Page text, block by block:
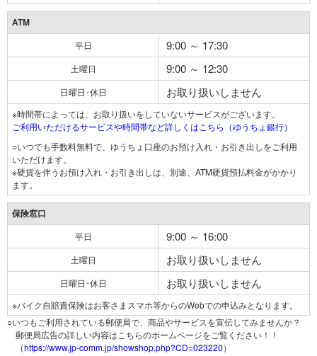
ATM
平日 9:00 ～ 17:30
土曜日 9:00 ～ 12:30
日曜日･休日 お取り扱いしません
※時間帯によっては、お取り扱いをしていないサービスがございます。
ご利用いただけるサービスや時間帯など詳しくはこちら（ゆうちょ銀行）
○いつでも手数料無料で、ゆうちょ口座のお預け入れ・お引き出しをご利用
いただけます。
※硬貨を伴うお預け入れ・お引き出しは、別途、ATM硬貨預払料金がかかり
ます。
保険窓口
平日 9:00 ～ 16:00
土曜日 お取り扱いしません
日曜日･休日 お取り扱いしません
※バイク自賠責保険はお客さまスマホ等からのWebでの申込みとなります。
○いつもご利用されている郵便局で、商品やサービスを宣伝してみませんか？
郵便局広告の詳しい内容はこちらのホームページをご覧ください！！
（https://www.jp-comm.jp/showshop.php?CD=023220）